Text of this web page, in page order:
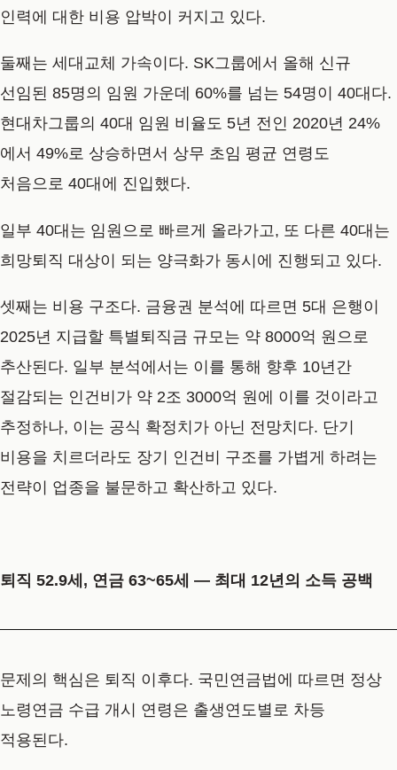
인력에 대한 비용 압박이 커지고 있다.
둘째는 세대교체 가속이다. SK그룹에서 올해 신규
선임된 85명의 임원 가운데 60%를 넘는 54명이 40대다.
현대차그룹의 40대 임원 비율도 5년 전인 2020년 24%
에서 49%로 상승하면서 상무 초임 평균 연령도
처음으로 40대에 진입했다.
일부 40대는 임원으로 빠르게 올라가고, 또 다른 40대는
희망퇴직 대상이 되는 양극화가 동시에 진행되고 있다.
셋째는 비용 구조다. 금융권 분석에 따르면 5대 은행이
2025년 지급할 특별퇴직금 규모는 약 8000억 원으로
추산된다. 일부 분석에서는 이를 통해 향후 10년간
절감되는 인건비가 약 2조 3000억 원에 이를 것이라고
추정하나, 이는 공식 확정치가 아닌 전망치다. 단기
비용을 치르더라도 장기 인건비 구조를 가볍게 하려는
전략이 업종을 불문하고 확산하고 있다.
퇴직 52.9세, 연금 63~65세 — 최대 12년의 소득 공백
문제의 핵심은 퇴직 이후다. 국민연금법에 따르면 정상
노령연금 수급 개시 연령은 출생연도별로 차등
적용된다.